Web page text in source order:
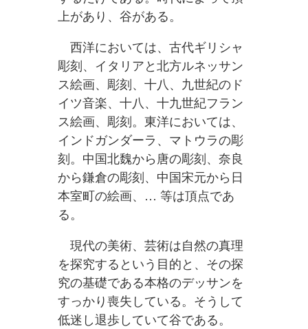
上があり、谷がある。
西洋においては、古代ギリシャ
彫刻、イタリアと北方ルネッサン
ス絵画、彫刻、十八、九世紀のド
イツ音楽、十八、十九世紀フラン
ス絵画、彫刻。東洋においては、
インドガンダーラ、マトウラの彫
刻。中国北魏から唐の彫刻、奈良
から鎌倉の彫刻、中国宋元から日
本室町の絵画、… 等は頂点であ
る。
現代の美術、芸術は自然の真理
を探究するという目的と、その探
究の基礎である本格のデッサンを
すっかり喪失している。そうして
低迷し退歩していて谷である。